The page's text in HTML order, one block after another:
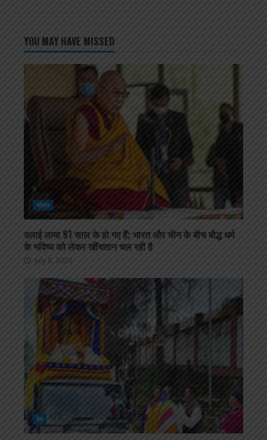
YOU MAY HAVE MISSED
सोशल
दलाई लामा 91 साल के हो गए हैं; भारत और चीन के बीच बौद्ध धर्म
के भविष्य को लेकर खींचतान चल रही है
July 8, 2026
देश